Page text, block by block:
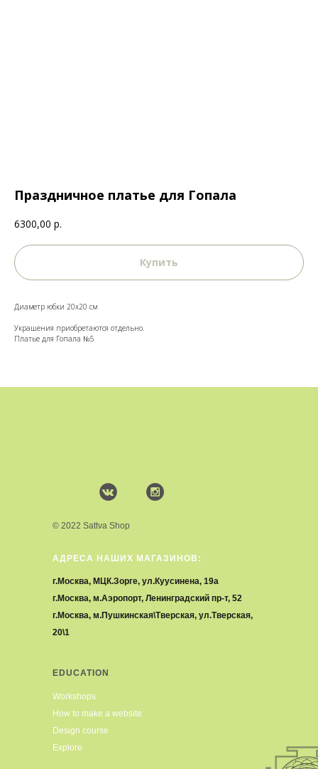
Праздничное платье для Гопала
6300,00 р.
Купить
Диаметр юбки 20х20 см
Украшения приобретаются отдельно.
Платье для Гопала №5
АДРЕСА НАШИХ МАГАЗИНОВ:
г.Москва, МЦК.Зорге, ул.Куусинена, 19а
г.Москва, м.Аэропорт, Ленинградский пр-т, 52
г.Москва, м.Пушкинская\Тверская, ул.Тверская,
20\1
EDUCATION
Workshops
How to make a website
Design course
Explore
© 2022 Sattva Shop